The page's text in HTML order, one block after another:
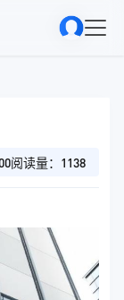
阅读量：1138